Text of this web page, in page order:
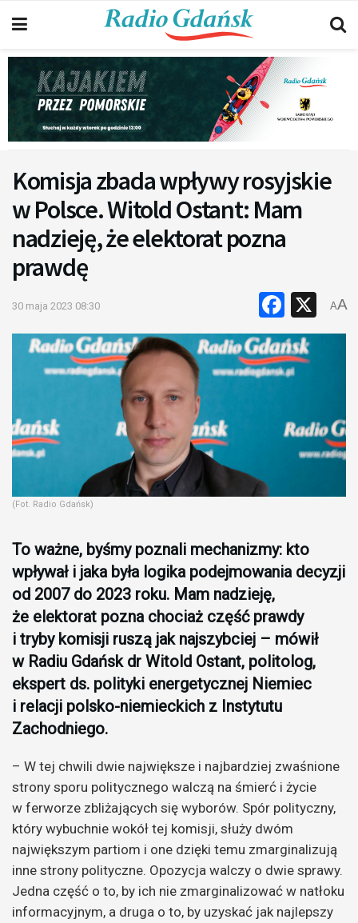
Komisja zbada wpływy rosyjskie
w Polsce. Witold Ostant: Mam
nadzieję, że elektorat pozna
prawdę
30 maja 2023 08:30 X
AA
(Fot. Radio Gdańsk)
To ważne, byśmy poznali mechanizmy: kto
wpływał i jaka była logika podejmowania decyzji
od 2007 do 2023 roku. Mam nadzieję,
że elektorat pozna chociaż część prawdy
i tryby komisji ruszą jak najszybciej – mówił
w Radiu Gdańsk dr Witold Ostant, politolog,
ekspert ds. polityki energetycznej Niemiec
i relacji polsko-niemieckich z Instytutu
Zachodniego.
– W tej chwili dwie największe i najbardziej zwaśnione
strony sporu politycznego walczą na śmierć i życie
w ferworze zbliżających się wyborów. Spór polityczny,
który wybuchnie wokół tej komisji, służy dwóm
największym partiom i one dzięki temu zmarginalizują
inne strony polityczne. Opozycja walczy o dwie sprawy.
Jedna część o to, by ich nie zmarginalizować w natłoku
informacyjnym, a druga o to, by uzyskać jak najlepszy